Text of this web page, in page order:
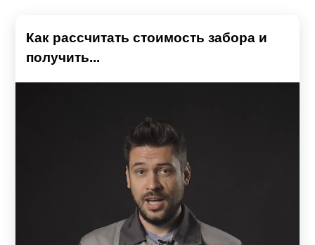
Как рассчитать стоимость забора и
получить...